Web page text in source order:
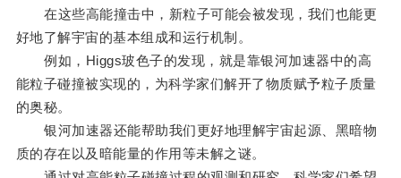
在这些高能撞击中，新粒子可能会被发现，我们也能更
好地了解宇宙的基本组成和运行机制。
例如，Higgs玻色子的发现，就是靠银河加速器中的高
能粒子碰撞被实现的，为科学家们解开了物质赋予粒子质量
的奥秘。
银河加速器还能帮助我们更好地理解宇宙起源、黑暗物
质的存在以及暗能量的作用等未解之谜。